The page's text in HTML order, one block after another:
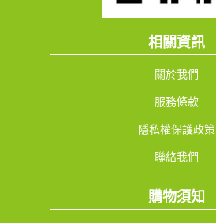
相關資訊
關於我們
服務條款
隱私權保護政策
聯絡我們
購物須知